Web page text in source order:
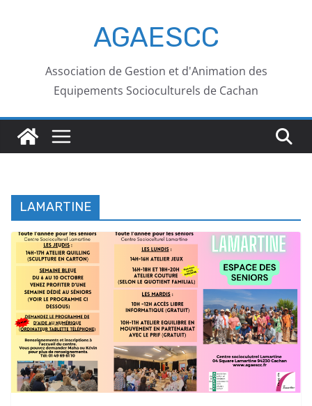
AGAESCC
Association de Gestion et d'Animation des
Equipements Socioculturels de Cachan
LAMARTINE